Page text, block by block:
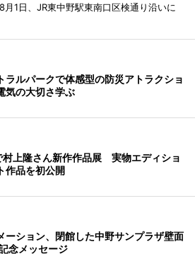
1日、JR東中野駅東南口区検通り沿いに
ラルパークで体感型の防災アトラクショ
の大切さ学ぶ
村上隆さん新作作品展 実物エディショ
作品を初公開
ーション、閉館した中野サンプラザ壁面
念メッセージ